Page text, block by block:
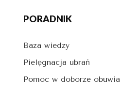
PORADNIK
Baza wiedzy
Pielęgnacja ubrań
Pomoc w doborze obuwia